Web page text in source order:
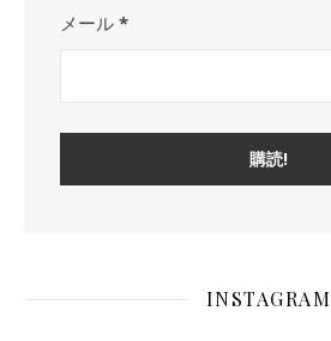
メール *
INSTAGRAM